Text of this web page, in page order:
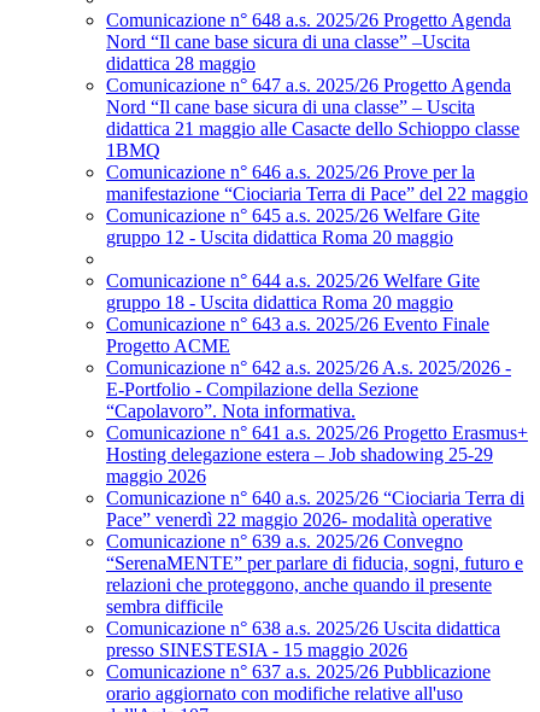
Comunicazione n° 648 a.s. 2025/26 Progetto Agenda
Nord “Il cane base sicura di una classe” –Uscita
didattica 28 maggio
Comunicazione n° 647 a.s. 2025/26 Progetto Agenda
Nord “Il cane base sicura di una classe” – Uscita
didattica 21 maggio alle Casacte dello Schioppo classe
1BMQ
Comunicazione n° 646 a.s. 2025/26 Prove per la
manifestazione “Ciociaria Terra di Pace” del 22 maggio
Comunicazione n° 645 a.s. 2025/26 Welfare Gite
gruppo 12 - Uscita didattica Roma 20 maggio
Comunicazione n° 644 a.s. 2025/26 Welfare Gite
gruppo 18 - Uscita didattica Roma 20 maggio
Comunicazione n° 643 a.s. 2025/26 Evento Finale
Progetto ACME
Comunicazione n° 642 a.s. 2025/26 A.s. 2025/2026 -
E-Portfolio - Compilazione della Sezione
“Capolavoro”. Nota informativa.
Comunicazione n° 641 a.s. 2025/26 Progetto Erasmus+
Hosting delegazione estera – Job shadowing 25-29
maggio 2026
Comunicazione n° 640 a.s. 2025/26 “Ciociaria Terra di
Pace” venerdì 22 maggio 2026- modalità operative
Comunicazione n° 639 a.s. 2025/26 Convegno
“SerenaMENTE” per parlare di fiducia, sogni, futuro e
relazioni che proteggono, anche quando il presente
sembra difficile
Comunicazione n° 638 a.s. 2025/26 Uscita didattica
presso SINESTESIA - 15 maggio 2026
Comunicazione n° 637 a.s. 2025/26 Pubblicazione
orario aggiornato con modifiche relative all'uso